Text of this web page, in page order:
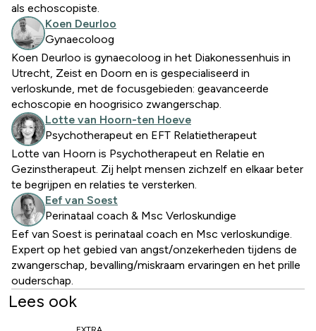
als echoscopiste.
Koen Deurloo
Gynaecoloog
Koen Deurloo is gynaecoloog in het Diakonessenhuis in
Utrecht, Zeist en Doorn en is gespecialiseerd in
verloskunde, met de focusgebieden: geavanceerde
echoscopie en hoogrisico zwangerschap.
Lotte van Hoorn-ten Hoeve
Psychotherapeut en EFT Relatietherapeut
Lotte van Hoorn is Psychotherapeut en Relatie en
Gezinstherapeut. Zij helpt mensen zichzelf en elkaar beter
te begrijpen en relaties te versterken.
Eef van Soest
Perinataal coach & Msc Verloskundige
Eef van Soest is perinataal coach en Msc verloskundige.
Expert op het gebied van angst/onzekerheden tijdens de
zwangerschap, bevalling/miskraam ervaringen en het prille
ouderschap.
Lees ook